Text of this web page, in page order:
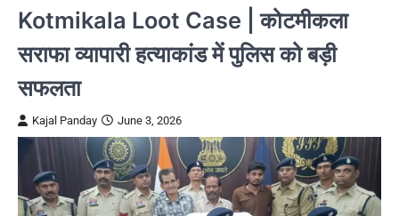
Kotmikala Loot Case | कोटमीकला
सराफा व्यापारी हत्याकांड में पुलिस को बड़ी
सफलता
Kajal Panday June 3, 2026